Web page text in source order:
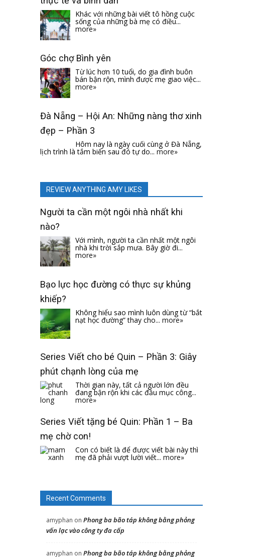
Khác với những bài viết tô hồng cuộc
sống của những bà mẹ có điều...
more»
Góc chợ Bình yên
Từ lúc hơn 10 tuổi, do gia đình buôn
bán bận rộn, mình được mẹ giao việc...
more»
Đà Nẵng – Hội An: Những nàng thơ xinh
đẹp – Phần 3
Hôm nay là ngày cuối cùng ở Đà Nẵng,
lịch trình là tắm biển sau đó tự do... more»
REVIEW ANYTHING AMY LIKES
Người ta cần một ngôi nhà nhất khi
nào?
Với mình, người ta cần nhất một ngôi
nhà khi trời sắp mưa. Bây giờ đi...
more»
Bạo lực học đường có thực sự khủng
khiếp?
Không hiểu sao mình luôn dùng từ “bắt
nạt học đường” thay cho... more»
Series Viết cho bé Quin – Phần 3: Giây
phút chạnh lòng của mẹ
Thời gian này, tất cả người lớn đều
đang bận rộn khi các đầu mục công...
more»
Series Viết tặng bé Quin: Phần 1 – Ba
mẹ chờ con!
Con có biết là để được viết bài này thì
mẹ đã phải vượt lười viết... more»
Recent Comments
amyphan on Phong ba bão táp không bằng phỏng
vấn lạc vào công ty đa cấp
amyphan on Phong ba bão táp không bằng phỏng